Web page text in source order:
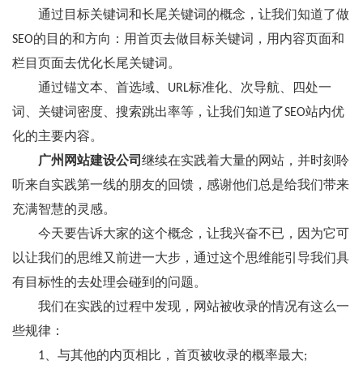
通过目标关键词和长尾关键词的概念，让我们知道了做
SEO的目的和方向：用首页去做目标关键词，用内容页面和
栏目页面去优化长尾关键词。
通过锚文本、首选域、URL标准化、次导航、四处一
词、关键词密度、搜索跳出率等，让我们知道了SEO站内优
化的主要内容。
广州网站建设公司 继续在实践着大量的网站，并时刻聆
听来自实践第一线的朋友的回馈，感谢他们总是给我们带来
充满智慧的灵感。
今天要告诉大家的这个概念，让我兴奋不已，因为它可
以让我们的思维又前进一大步，通过这个思维能引导我们具
有目标性的去处理会碰到的问题。
我们在实践的过程中发现，网站被收录的情况有这么一
些规律：
1、与其他的内页相比，首页被收录的概率最大;